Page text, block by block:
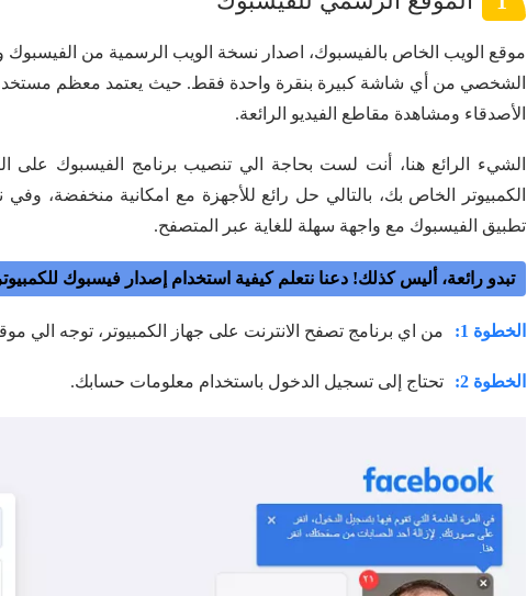
موقع الويب الخاص بالفيسبوك، اصدار نسخة الويب الرسمية من
الشخصي من أي شاشة كبيرة بنقرة واحدة فقط. حيث يعتمد معظم
الأصدقاء ومشاهدة مقاطع الفيديو الرائعة.
الشيء الرائع هنا، أنت لست بحاجة الي تنصيب برنامج الفيسبوك على
الكمبيوتر الخاص بك، بالتالي حل رائع للأجهزة مع امكانية منخفضة،
تطبيق الفيسبوك مع واجهة سهلة للغاية عبر المتصفح.
تبدو رائعة، أليس كذلك! دعنا نتعلم كيفية استخدام إصدار فيسبوك
الخطوة 1: من اي برنامج تصفح الانترنت على جهاز الكمبيوتر، توجه الي
الخطوة 2: تحتاج إلى تسجيل الدخول باستخدام معلومات حسابك.